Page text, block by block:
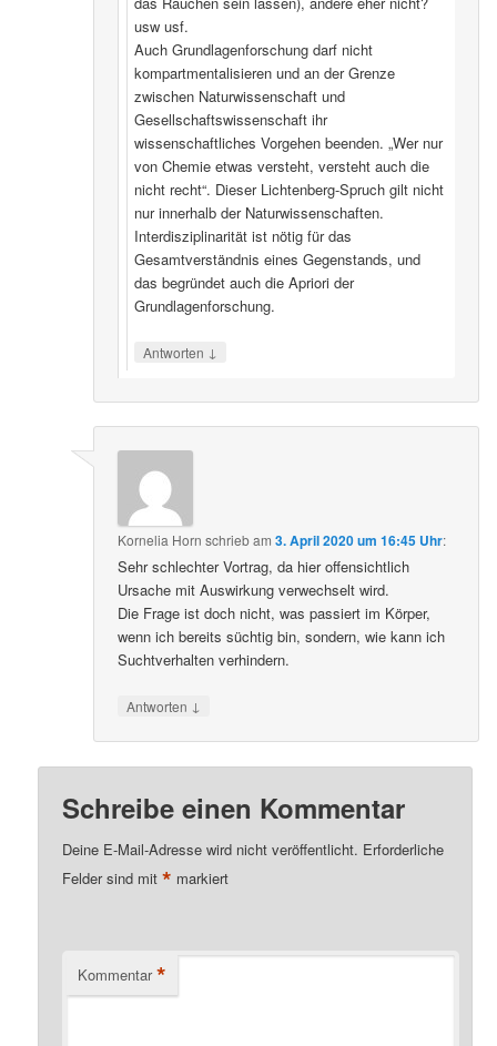
usw usf.
Auch Grundlagenforschung darf nicht
kompartmentalisieren und an der Grenze
zwischen Naturwissenschaft und
Gesellschaftswissenschaft ihr
wissenschaftliches Vorgehen beenden. „Wer nur
von Chemie etwas versteht, versteht auch die
nicht recht“. Dieser Lichtenberg-Spruch gilt nicht
nur innerhalb der Naturwissenschaften.
Interdisziplinarität ist nötig für das
Gesamtverständnis eines Gegenstands, und
das begründet auch die Apriori der
Grundlagenforschung.
Antworten ↓
Kornelia Horn schriebam3. April 2020 um 16:45 Uhr:
Sehr schlechter Vortrag, da hier offensichtlich
Ursache mit Auswirkung verwechselt wird.
Die Frage ist doch nicht, was passiert im Körper,
wenn ich bereits süchtig bin, sondern, wie kann ich
Suchtverhalten verhindern.
Antworten ↓
Schreibe einen Kommentar
Deine E-Mail-Adresse wird nicht veröffentlicht. Erforderliche
Felder sind mit* markiert
Kommentar *